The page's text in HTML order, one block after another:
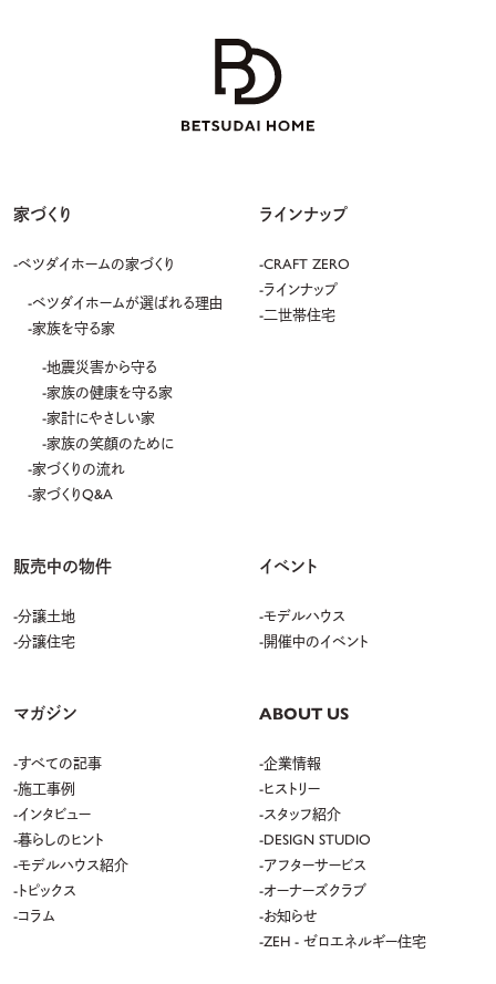
家づくり
ベツダイホームの家づくり
ベツダイホームが選ばれる理由
家族を守る家
地震災害から守る
家族の健康を守る家
家計にやさしい家
家族の笑顔のために
家づくりの流れ
家づくりQ&A
ラインナップ
CRAFT ZERO
ラインナップ
二世帯住宅
販売中の物件
分譲土地
分譲住宅
イベント
モデルハウス
開催中のイベント
マガジン
すべての記事
施工事例
インタビュー
暮らしのヒント
モデルハウス紹介
トピックス
コラム
ABOUT US
企業情報
ヒストリー
スタッフ紹介
DESIGN STUDIO
アフターサービス
オーナーズクラブ
お知らせ
ZEH - ゼロエネルギー住宅